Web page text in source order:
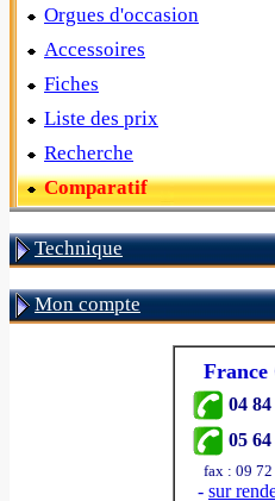
Orgues d'occasion
Accessoires
Fiches
Liste des prix
Recherche
Comparatif
Technique
Mon compte
France
04 84
05 64
fax : 09
- sur